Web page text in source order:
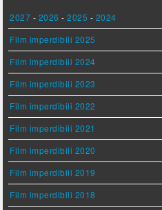
2027 - 2026 -2025 - 2024
Film imperdibili 2025
Film imperdibili 2024
Film imperdibili 2023
Film imperdibili 2022
Film imperdibili 2021
Film imperdibili 2020
Film imperdibili 2019
Film imperdibili 2018